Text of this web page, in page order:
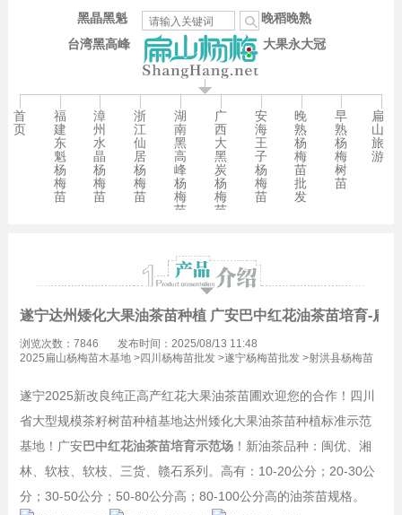
台湾黑高峰
晚稻晚熟
大果永大冠
黑晶黑魁
首
页
福
建
东
魁
杨
梅
苗
漳
州
水
晶
杨
梅
苗
浙
江
仙
居
杨
梅
苗
湖
南
黑
高
峰
杨
梅
苗
广
西
大
黑
炭
杨
梅
苗
安
海
王
子
杨
梅
苗
晚
熟
杨
梅
苗
批
发
早
熟
杨
梅
树
苗
扁
山
旅
游
遂宁达州矮化大果油茶苗种植 广安巴中红花油茶苗培育-扁
浏览次数：7846
发布时间：2025/08/13 11:48
2025扁山杨梅苗木基地>四川杨梅苗批发>遂宁杨梅苗批发>射洪县杨梅苗
遂宁2025新改良纯正高产红花大果油茶苗圃欢迎您的合作！四川
省大型规模茶籽树苗种植基地达州矮化大果油茶苗种植标准示范
基地！广安巴中红花油茶苗培育示范场！新油茶品种：闽优、湘
林、软枝、软枝、三货、赣石系列。高有：10-20公分；20-30公
分；30-50公分；50-80公分高；80-100公分高的油茶苗规格。